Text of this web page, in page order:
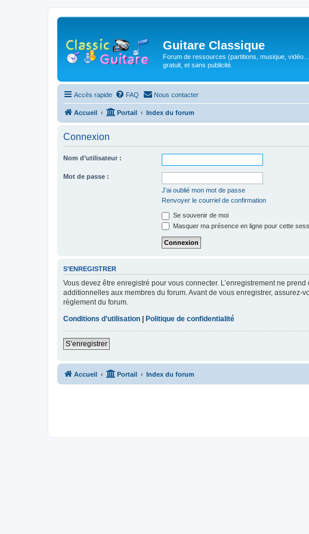
Guitare Classique
Forum de ressources (partitions, musique,
gratuit, et sans publicité.
Accès rapide FAQ Nous contacter
Accueil Portail Index du forum
Connexion
Nom d’utilisateur :
Mot de passe :
J’ai oublié mon mot de passe
Renvoyer le courriel de confirmation
Se souvenir de moi
Masquer ma présence en ligne pour cette
S’ENREGISTRER
Vous devez être enregistré pour vous connecter. L’enregistrement ne
additionnelles aux membres du forum. Avant de vous enregistrer, assurez-
règlement du forum.
Conditions d’utilisation | Politique de confidentialité
S’enregistrer
Accueil Portail Index du forum